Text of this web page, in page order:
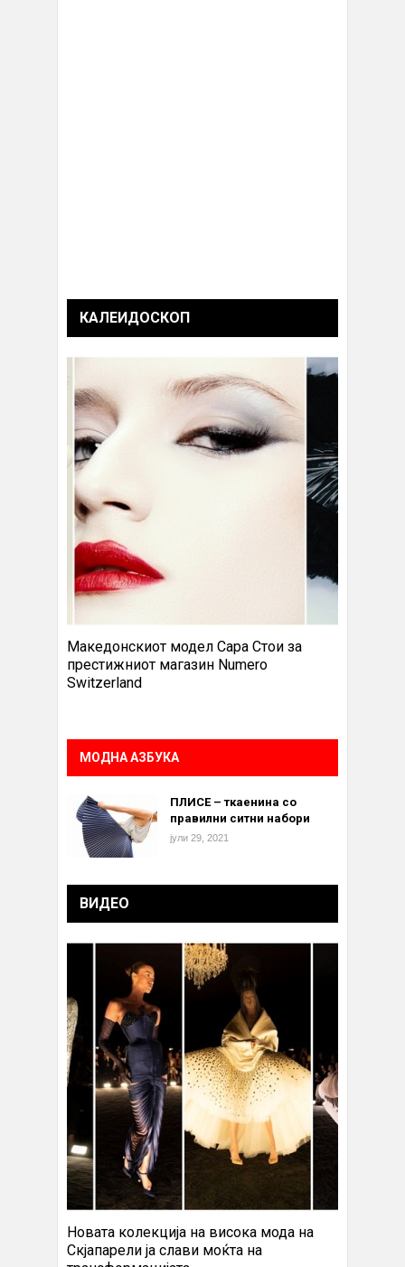
КАЛЕИДОСКОП
Македонскиот модел Сара Стои за
престижниот магазин Numero
Switzerland
МОДНА АЗБУКА
ПЛИСЕ – ткаенина со
правилни ситни набори
јули 29, 2021
ВИДЕО
Новата колекција на висока мода на
Скјапарели ја слави моќта на